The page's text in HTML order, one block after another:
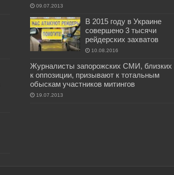
09.07.2013
В 2015 году в Украине
совершено 3 тысячи
рейдерских захватов
10.08.2016
Журналисты запорожских СМИ, близких
к оппозиции, призывают к тотальным
обыскам участников митингов
19.07.2013